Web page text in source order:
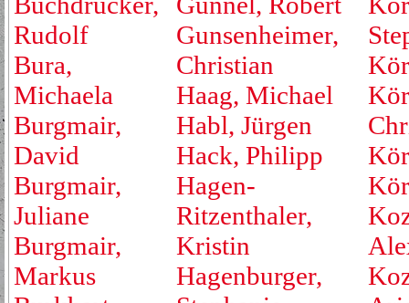
Rudolf
Bura,
Michaela
Burgmair,
David
Burgmair,
Juliane
Burgmair,
Markus
Gunsenheimer,
Christian
Haag, Michael
Habl, Jürgen
Hack, Philipp
Hagen-
Ritzenthaler,
Kristin
Hagenburger,